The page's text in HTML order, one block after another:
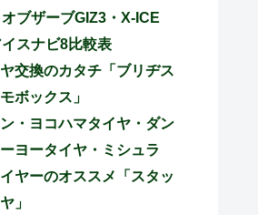
ブザーブGIZ3・X-ICE
スナビ8比較表
交換のカタチ「ブリヂス
ボックス」
・ヨコハマタイヤ・ダン
ヨータイヤ・ミシュラ
ヤーのオススメ「スタッ
」